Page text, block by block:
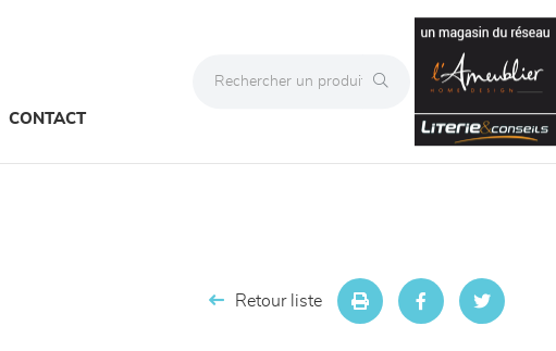
CONTACT
Retour liste